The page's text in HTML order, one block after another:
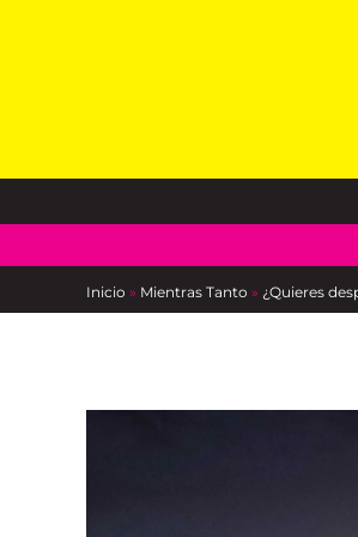
Inicio » Mientras Tanto » ¿Quieres